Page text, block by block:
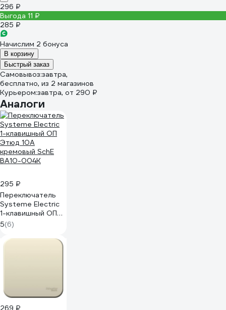
296 ₽
Выгода 11 ₽
285 ₽
Начислим 2 бонуса
В корзину
Быстрый заказ
Самовывоз:завтра,
бесплатно, из 2 магазинов
Курьером:завтра, от 290 ₽
Аналоги
295 ₽
Переключатель
Systeme Electric
1-клавишный ОП
Этюд 10А
кремовый SchE
BA10-004K
5(6)
269 ₽